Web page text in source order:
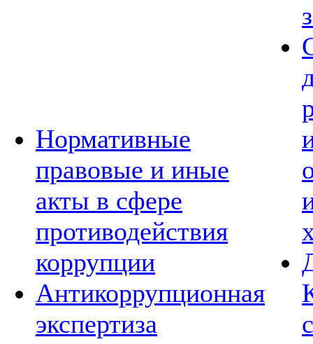
Нормативные
правовые и иные
акты в сфере
противодействия
коррупции
Антикоррупционная
экспертиза